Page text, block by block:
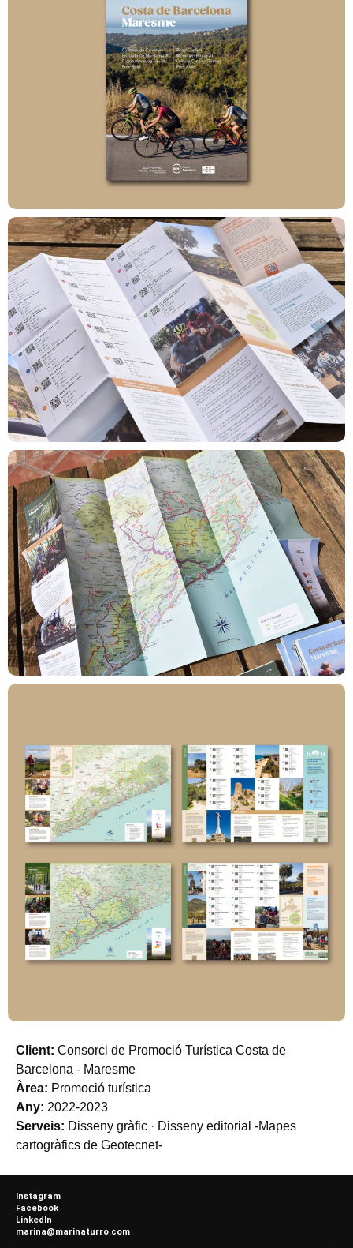
Client: Consorci de Promoció Turística Costa de
Barcelona - Maresme
Àrea: Promoció turística
Any: 2022-2023
Serveis: Disseny gràfic · Disseny editorial -Mapes
cartogràfics de Geotecnet-
Instagram
Facebook
LinkedIn
marina@marinaturro.com